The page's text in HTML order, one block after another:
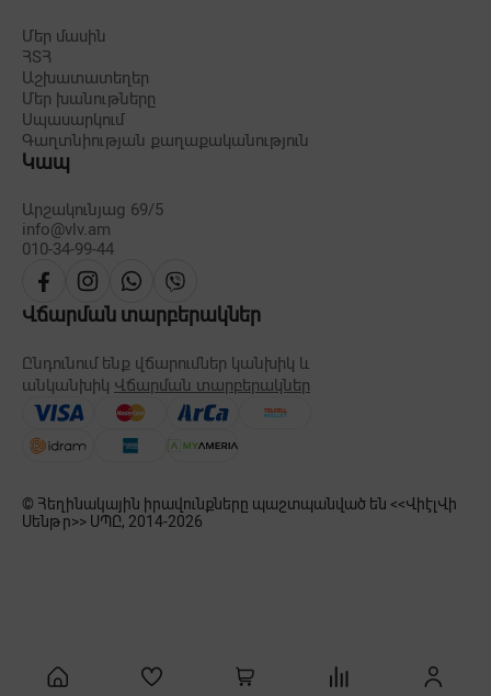
Մեր մասին
ՀՏՀ
Աշխատատեղեր
Մեր խանութները
Սպասարկում
Գաղտնիության քաղաքականություն
Կապ
Արշակունյաց 69/5
info@vlv.am
010-34-99-44
Վճարման տարբերակներ
Ընդունում ենք վճարումներ կանխիկ և
անկանխիկ Վճարման տարբերակներ
© Հեղինակային իրավունքները պաշտպանված են <<ՎիէլՎի
Սենթր>> ՍՊԸ, 2014-2026